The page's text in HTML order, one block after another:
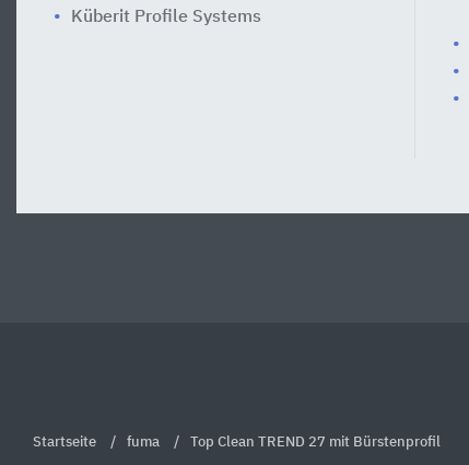
Küberit Profile Systems
Startseite fuma Top Clean TREND 27 mit Bürstenprofil